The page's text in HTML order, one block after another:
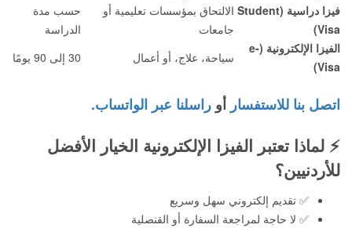
فيزا دراسية (Student
Visa)
الالتحاق بمؤسسات تعليمية أو
جامعات
حسب مدة
الدراسة
الفيزا الإلكترونية (e-
Visa)
سياحة، علاج، أو أعمال 30 إلى 90 يومًا
اتصل بنا للاستفسار أو راسلنا عبر الواتساب.
⚡ لماذا تعتبر الفيزا الإلكترونية الخيار الأفضل
للأردنيين؟
✅ تقديم إلكتروني سهل وسريع
✅ لا حاجة لمراجعة السفارة أو القنصلية